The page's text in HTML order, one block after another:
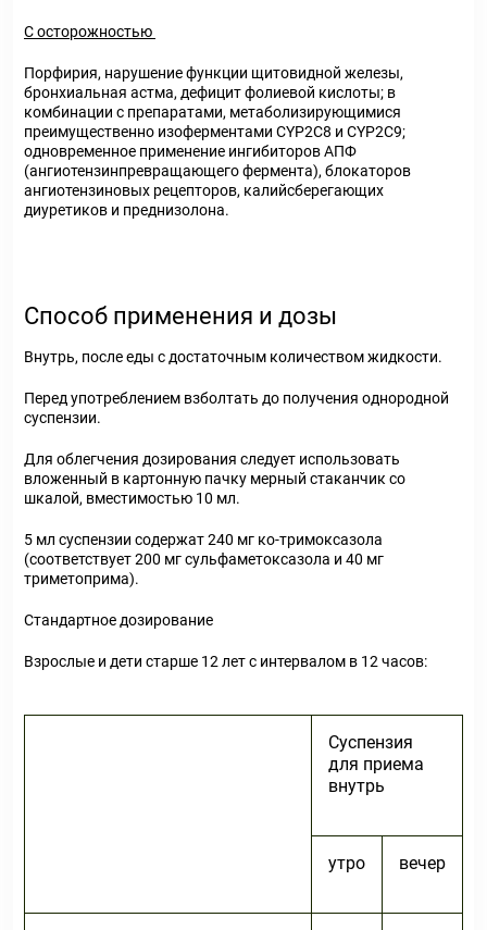
С осторожностью
Порфирия, нарушение функции щитовидной железы,
бронхиальная астма, дефицит фолиевой кислоты; в
комбинации с препаратами, метаболизирующимися
преимущественно изоферментами CYP2C8 и CYP2C9;
одновременное применение ингибиторов АПФ
(ангиотензинпревращающего фермента), блокаторов
ангиотензиновых рецепторов, калийсберегающих
диуретиков и преднизолона.
Способ применения и дозы
Внутрь, после еды с достаточным количеством жидкости.
Перед употреблением взболтать до получения однородной
суспензии.
Для облегчения дозирования следует использовать
вложенный в картонную пачку мерный стаканчик со
шкалой, вместимостью 10 мл.
5 мл суспензии содержат 240 мг ко-тримоксазола
(соответствует 200 мг сульфаметоксазола и 40 мг
триметоприма).
Стандартное дозирование
Взрослые и дети старше 12 лет с интервалом в 12 часов:
Суспензия
для приема
внутрь
утро вечер